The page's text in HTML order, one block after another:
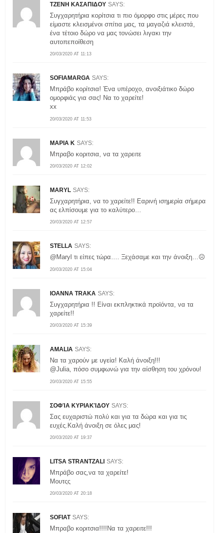
ΤΖΕΝΗ ΚΑΣΑΠΙΔΟΥ SAYS:
20/03/2020 AT 11:13
Συγχαρητήρια κορίτσια τι πιο όμορφο στις μέρες που
είμαστε κλεισμένοι σπίτια μας, τα μαγαζιά κλειστά,
ένα τέτοιο δώρο να μας τονώσει λιγακι την
αυτοπεποίθεση
SOFIAMARGA SAYS:
20/03/2020 AT 11:53
Μπράβο κορίτσια! Ένα υπέροχο, ανοιξιάτικο δώρο
ομορφιάς για σας! Να το χαρείτε!
xx
ΜΑΡΙΑ Κ SAYS:
20/03/2020 AT 12:02
Μπραβο κοριτσια, να τα χαρειτε
MARYL SAYS:
20/03/2020 AT 12:57
Συγχαρητήρια, να το χαρείτε!! Εαρινή ισημερία σήμερα
ας ελπίσουμε για το καλύτερο…
STELLA SAYS:
20/03/2020 AT 15:04
@Maryl τι είπες τώρα…. Ξεχάσαμε και την άνοιξη…☹️
IOANNA TRAKA SAYS:
20/03/2020 AT 15:39
Συγχαρητήρια !! Είναι εκπληκτικά προϊόντα, να τα
χαρείτε!!
AMALIA SAYS:
20/03/2020 AT 15:55
Να τα χαρούν με υγεία! Καλή άνοιξη!!!
@Julia, πόσο συμφωνώ για την αίσθηση του χρόνου!
ΣΟΦΊΑ ΚΥΡΙΑΚΊΔΟΥ SAYS:
20/03/2020 AT 19:37
Σας ευχαριστώ πολύ και για τα δώρα και για τις
ευχές.Καλή άνοιξη σε όλες μας!
LITSA STRANTZALI SAYS:
20/03/2020 AT 20:18
Μπράβο σας,να τα χαρείτε!
Μουτςς
SOFIAT SAYS:
Μπραβο κοριτσια!!!!Να τα χαρειτε!!!